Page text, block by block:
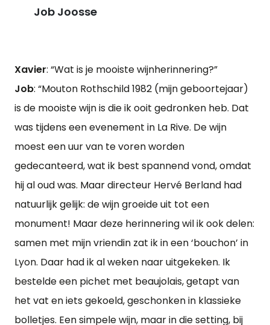
Job Joosse
Xavier: “Wat is je mooiste wijnherinnering?”
Job: “Mouton Rothschild 1982 (mijn geboortejaar)
is de mooiste wijn is die ik ooit gedronken heb. Dat
was tijdens een evenement in La Rive. De wijn
moest een uur van te voren worden
gedecanteerd, wat ik best spannend vond, omdat
hij al oud was. Maar directeur Hervé Berland had
natuurlijk gelijk: de wijn groeide uit tot een
monument! Maar deze herinnering wil ik ook delen:
samen met mijn vriendin zat ik in een ‘bouchon’ in
Lyon. Daar had ik al weken naar uitgekeken. Ik
bestelde een pichet met beaujolais, getapt van
het vat en iets gekoeld, geschonken in klassieke
bolletjes. Een simpele wijn, maar in die setting, bij